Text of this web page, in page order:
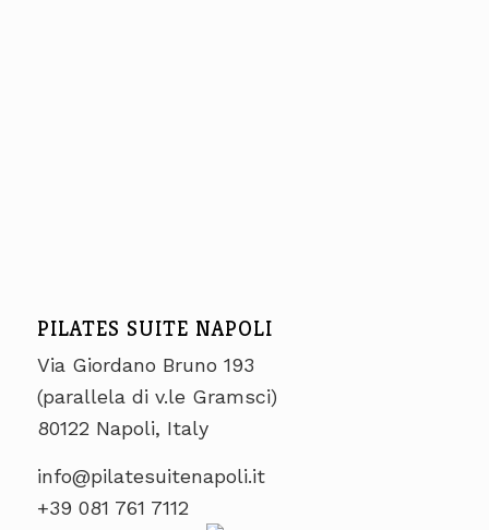
PILATES SUITE NAPOLI
Via Giordano Bruno 193
(parallela di v.le Gramsci)
80122 Napoli, Italy
info@pilatesuitenapoli.it
+39 081 761 7112